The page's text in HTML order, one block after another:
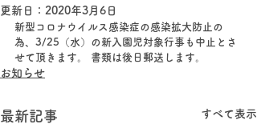
更新日： 2020年3月6日
新型コロナウイルス感染症の感染拡大防止の
為、3/25（水）の新入園児対象行事も中止とさ
せて頂きます。 書類は後日郵送します。
お知らせ
最新記事 すべて表示